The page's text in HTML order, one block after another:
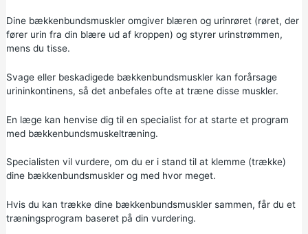
Dine bækkenbundsmuskler omgiver blæren og urinrøret (røret, der
fører urin fra din blære ud af kroppen) og styrer urinstrømmen,
mens du tisse.
Svage eller beskadigede bækkenbundsmuskler kan forårsage
urininkontinens, så det anbefales ofte at træne disse muskler.
En læge kan henvise dig til en specialist for at starte et program
med bækkenbundsmuskeltræning.
Specialisten vil vurdere, om du er i stand til at klemme (trække)
dine bækkenbundsmuskler og med hvor meget.
Hvis du kan trække dine bækkenbundsmuskler sammen, får du et
træningsprogram baseret på din vurdering.